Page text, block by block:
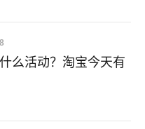
么活动？淘宝今天有